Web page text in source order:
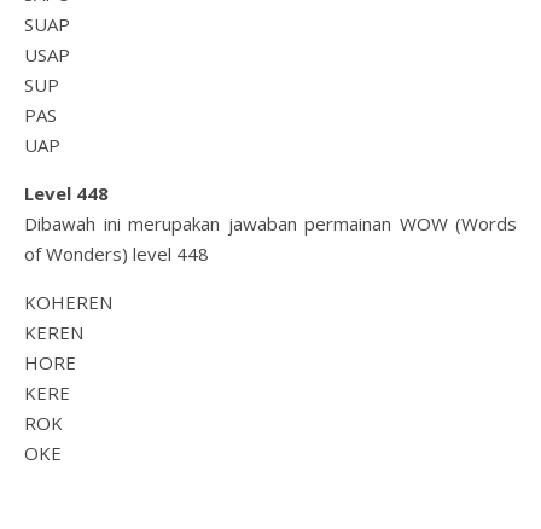
SUAP
USAP
SUP
PAS
UAP
Level 448
Dibawah ini merupakan jawaban permainan WOW (Words
of Wonders) level 448
KOHEREN
KEREN
HORE
KERE
ROK
OKE